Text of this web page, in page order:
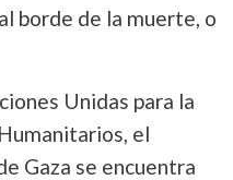
borde de la muerte, o
Unidas para la
el
Gaza se encuentra